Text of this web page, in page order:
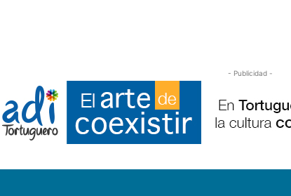
- Publicidad -